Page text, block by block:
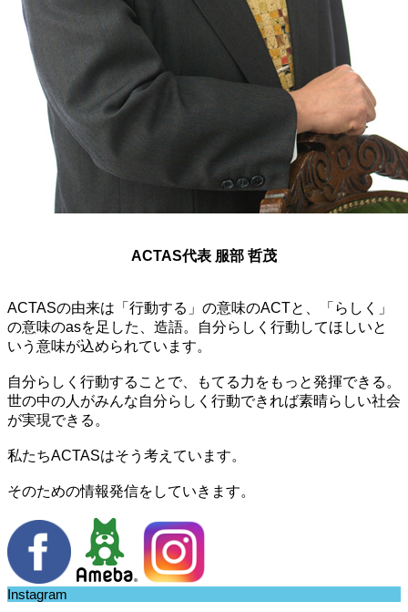
ACTAS代表 服部 哲茂
ACTASの由来は「行動する」の意味のACTと、「らしく」
の意味のasを足した、造語。自分らしく行動してほしいと
いう意味が込められています。
自分らしく行動することで、もてる力をもっと発揮できる。
世の中の人がみんな自分らしく行動できれば素晴らしい社会
が実現できる。
私たちACTASはそう考えています。
そのための情報発信をしていきます。
Instagram